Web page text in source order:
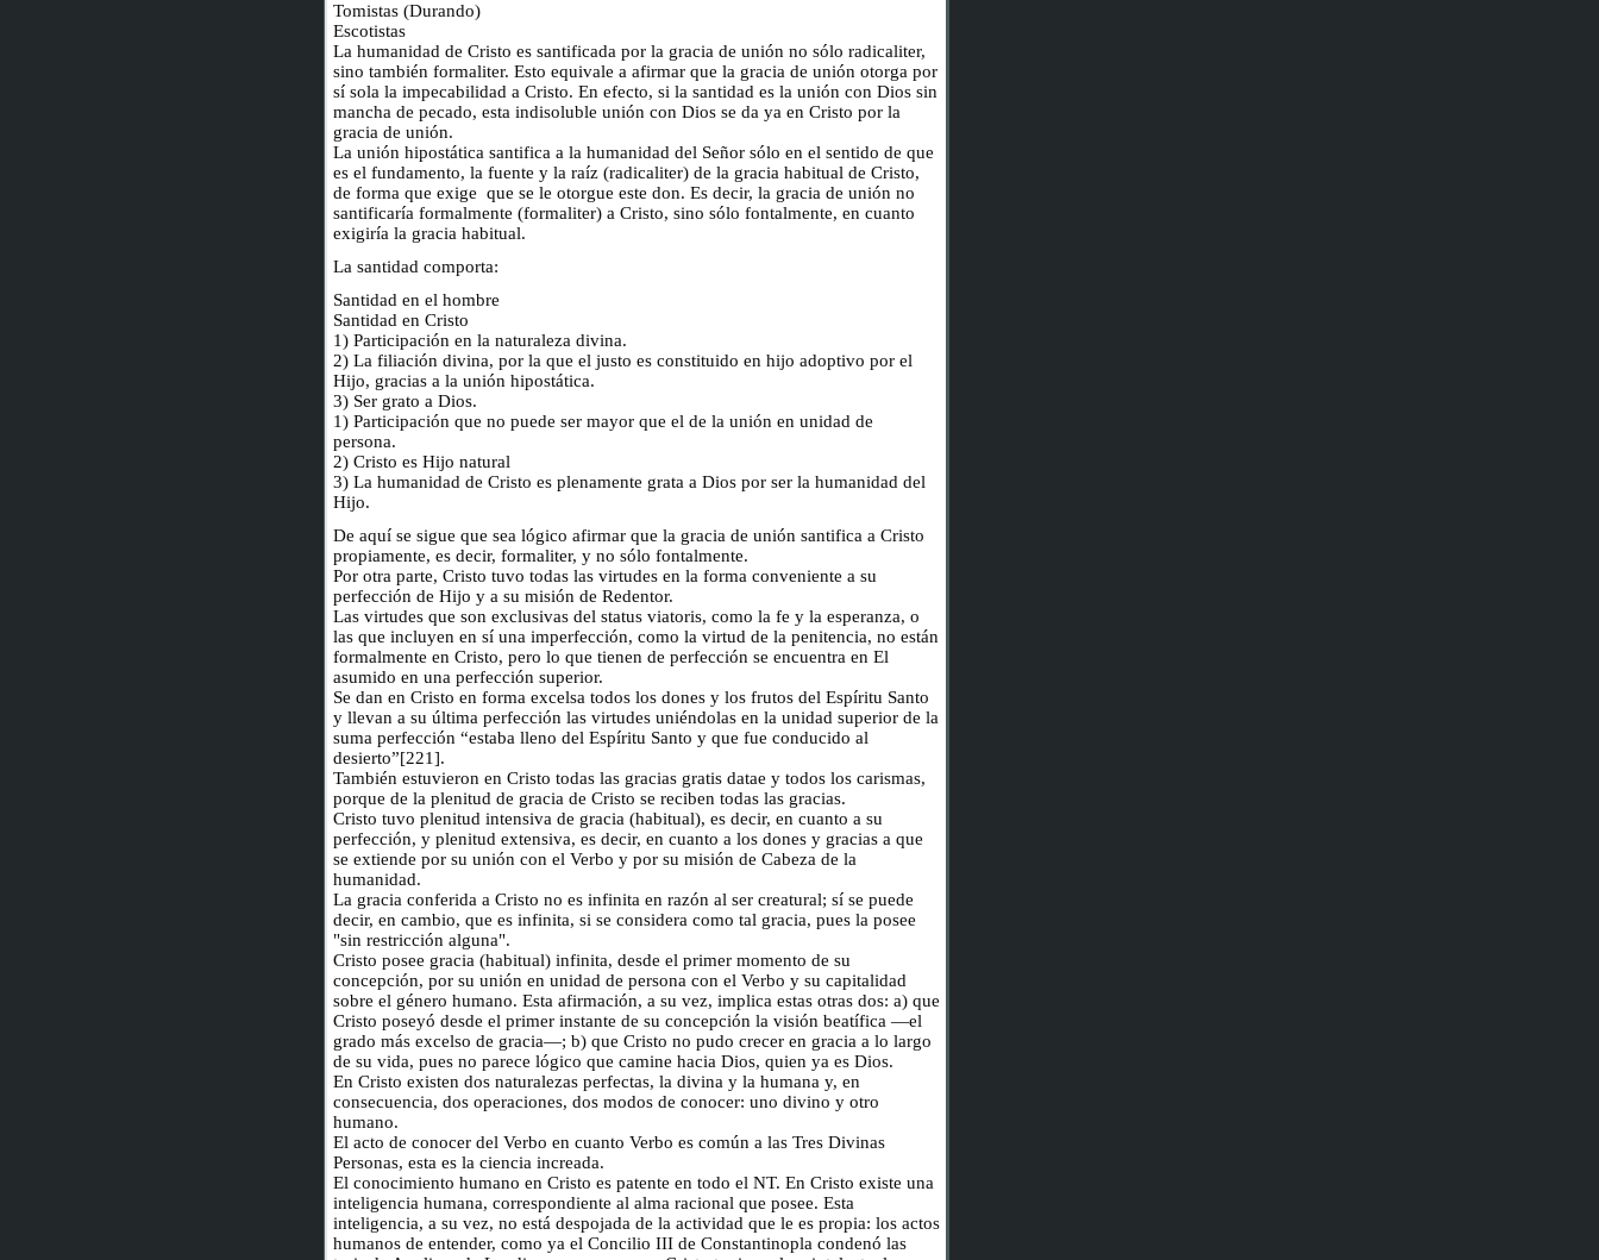
Tomistas (Durando)
Escotistas
La humanidad de Cristo es santificada por la gracia de unión no sólo radicaliter,
sino también formaliter. Esto equivale a afirmar que la gracia de unión otorga por
sí sola la impecabilidad a Cristo. En efecto, si la santidad es la unión con Dios sin
mancha de pecado, esta indisoluble unión con Dios se da ya en Cristo por la
gracia de unión.
La unión hipostática santifica a la humanidad del Señor sólo en el sentido de que
es el fundamento, la fuente y la raíz (radicaliter) de la gracia habitual de Cristo,
de forma que exige que se le otorgue este don. Es decir, la gracia de unión no
santificaría formalmente (formaliter) a Cristo, sino sólo fontalmente, en cuanto
exigiría la gracia habitual.
La santidad comporta:
Santidad en el hombre
Santidad en Cristo
1) Participación en la naturaleza divina.
2) La filiación divina, por la que el justo es constituido en hijo adoptivo por el
Hijo, gracias a la unión hipostática.
3) Ser grato a Dios.
1) Participación que no puede ser mayor que el de la unión en unidad de
persona.
2) Cristo es Hijo natural
3) La humanidad de Cristo es plenamente grata a Dios por ser la humanidad del
Hijo.
De aquí se sigue que sea lógico afirmar que la gracia de unión santifica a Cristo
propiamente, es decir, formaliter, y no sólo fontalmente.
Por otra parte, Cristo tuvo todas las virtudes en la forma conveniente a su
perfección de Hijo y a su misión de Redentor.
Las virtudes que son exclusivas del status viatoris, como la fe y la esperanza, o
las que incluyen en sí una imperfección, como la virtud de la penitencia, no están
formalmente en Cristo, pero lo que tienen de perfección se encuentra en El
asumido en una perfección superior.
Se dan en Cristo en forma excelsa todos los dones y los frutos del Espíritu Santo
y llevan a su última perfección las virtudes uniéndolas en la unidad superior de la
suma perfección “estaba lleno del Espíritu Santo y que fue conducido al
desierto”[221].
También estuvieron en Cristo todas las gracias gratis datae y todos los carismas,
porque de la plenitud de gracia de Cristo se reciben todas las gracias.
Cristo tuvo plenitud intensiva de gracia (habitual), es decir, en cuanto a su
perfección, y plenitud extensiva, es decir, en cuanto a los dones y gracias a que
se extiende por su unión con el Verbo y por su misión de Cabeza de la
humanidad.
La gracia conferida a Cristo no es infinita en razón al ser creatural; sí se puede
decir, en cambio, que es infinita, si se considera como tal gracia, pues la posee
"sin restricción alguna".
Cristo posee gracia (habitual) infinita, desde el primer momento de su
concepción, por su unión en unidad de persona con el Verbo y su capitalidad
sobre el género humano. Esta afirmación, a su vez, implica estas otras dos: a) que
Cristo poseyó desde el primer instante de su concepción la visión beatífica —el
grado más excelso de gracia—; b) que Cristo no pudo crecer en gracia a lo largo
de su vida, pues no parece lógico que camine hacia Dios, quien ya es Dios.
En Cristo existen dos naturalezas perfectas, la divina y la humana y, en
consecuencia, dos operaciones, dos modos de conocer: uno divino y otro
humano.
El acto de conocer del Verbo en cuanto Verbo es común a las Tres Divinas
Personas, esta es la ciencia increada.
El conocimiento humano en Cristo es patente en todo el NT. En Cristo existe una
inteligencia humana, correspondiente al alma racional que posee. Esta
inteligencia, a su vez, no está despojada de la actividad que le es propia: los actos
humanos de entender, como ya el Concilio III de Constantinopla condenó las